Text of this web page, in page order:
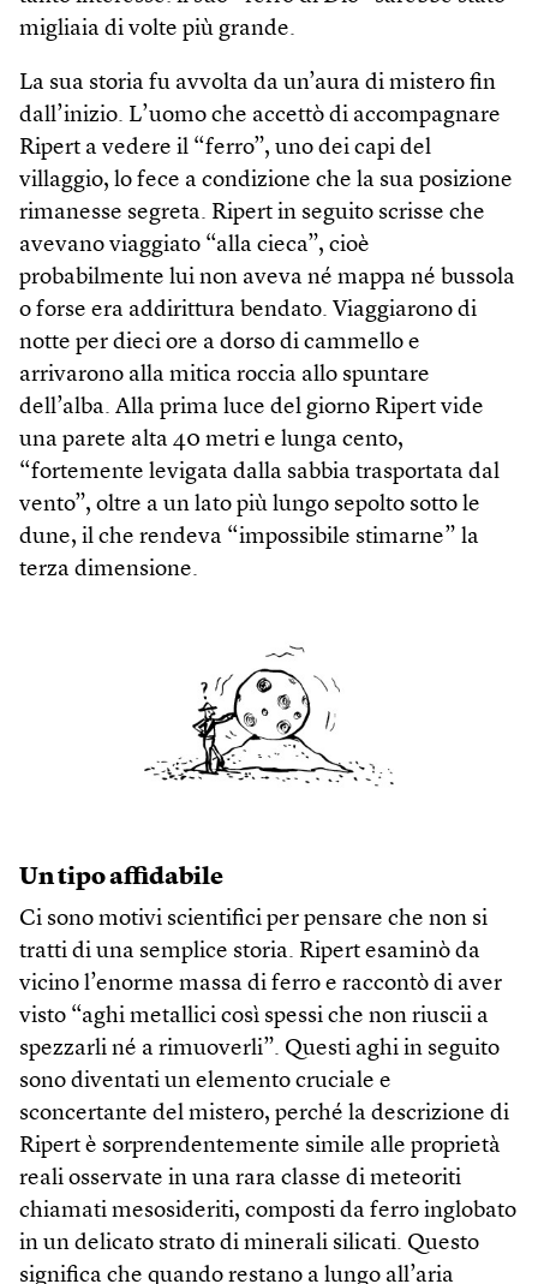
migliaia di volte più grande.
La sua storia fu avvolta da un’aura di mistero fin
dall’inizio. L’uomo che accettò di accompagnare
Ripert a vedere il “ferro”, uno dei capi del
villaggio, lo fece a condizione che la sua posizione
rimanesse segreta. Ripert in seguito scrisse che
avevano viaggiato “alla cieca”, cioè
probabilmente lui non aveva né mappa né bussola
o forse era addirittura bendato. Viaggiarono di
notte per dieci ore a dorso di cammello e
arrivarono alla mitica roccia allo spuntare
dell’alba. Alla prima luce del giorno Ripert vide
una parete alta 40 metri e lunga cento,
“fortemente levigata dalla sabbia trasportata dal
vento”, oltre a un lato più lungo sepolto sotto le
dune, il che rendeva “impossibile stimarne” la
terza dimensione.
Un tipo affidabile
Ci sono motivi scientifici per pensare che non si
tratti di una semplice storia. Ripert esaminò da
vicino l’enorme massa di ferro e raccontò di aver
visto “aghi metallici così spessi che non riuscii a
spezzarli né a rimuoverli”. Questi aghi in seguito
sono diventati un elemento cruciale e
sconcertante del mistero, perché la descrizione di
Ripert è sorprendentemente simile alle proprietà
reali osservate in una rara classe di meteoriti
chiamati mesosideriti, composti da ferro inglobato
in un delicato strato di minerali silicati. Questo
significa che quando restano a lungo all’aria